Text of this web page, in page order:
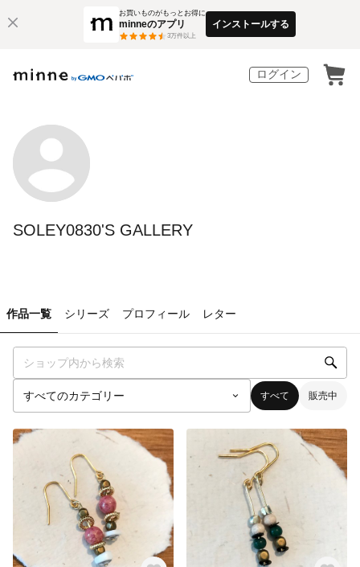
お買いものがもっとお得に
minneのアプリ
3万件以上
インストールする
ログイン
SOLEY0830'S GALLERY
作品一覧 シリーズ プロフィール レター
すべて 販売中